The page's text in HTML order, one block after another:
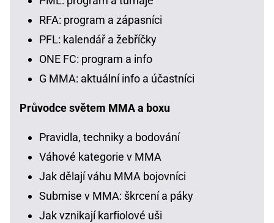
RFA: program a zápasníci
PFL: kalendář a žebříčky
ONE FC: program a info
G MMA: aktuální info a účastníci
Průvodce světem MMA a boxu
Pravidla, techniky a bodování
Váhové kategorie v MMA
Jak dělají váhu MMA bojovníci
Submise v MMA: škrcení a páky
Jak vznikají karfiolové uši